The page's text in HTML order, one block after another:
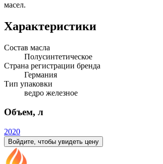
масел.
Характеристики
Состав масла
Полусинтетическое
Страна регистрации бренда
Германия
Тип упаковки
ведро железное
Объем, л
2020
Войдите, чтобы увидеть цену